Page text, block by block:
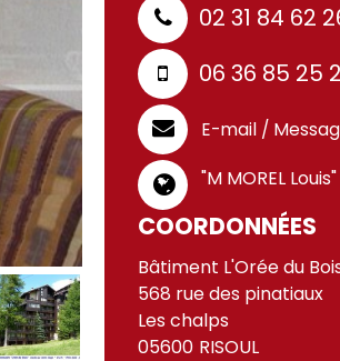
02 31 84 62
06 36 85 25
E-mail /
"M MOREL Louis"
COORDONNÉES
Bâtiment L'Orée du
568 rue des pinatiaux
Les chalps
05600 RISOUL